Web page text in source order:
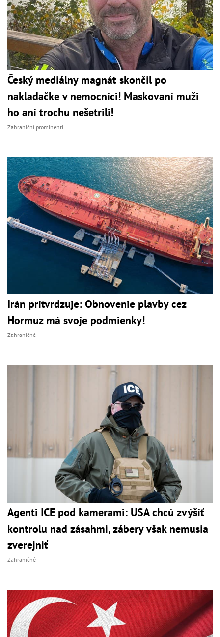
Český mediálny magnát skončil po
nakladačke v nemocnici! Maskovaní muži
ho ani trochu nešetrili!
Zahraniční prominenti
Irán pritvrdzuje: Obnovenie plavby cez
Hormuz má svoje podmienky!
Zahraničné
Agenti ICE pod kamerami: USA chcú zvýšiť
kontrolu nad zásahmi, zábery však nemusia
zverejniť
Zahraničné